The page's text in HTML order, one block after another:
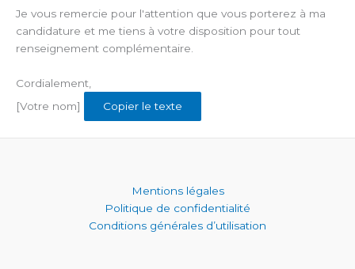
Je vous remercie pour l'attention que vous porterez à ma
candidature et me tiens à votre disposition pour tout
renseignement complémentaire.
Cordialement,
[Votre nom]
Copier le texte
Mentions légales
Politique de confidentialité
Conditions générales d’utilisation